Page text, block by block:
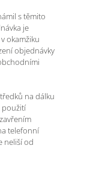
s těmito
je
okamžiku
objednávky
na dálku
použití
telefonní
neliší od